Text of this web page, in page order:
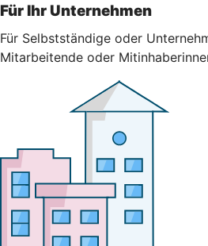
Für Ihr Unternehmen
Für Selbstständige oder
Mitarbeitende oder